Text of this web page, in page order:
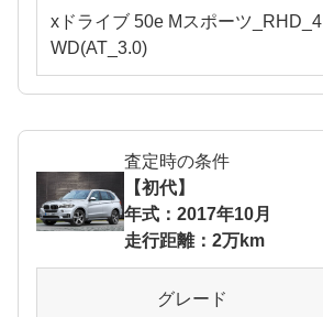
xドライブ 50e Mスポーツ_RHD_4
WD(AT_3.0)
査定時の条件
【初代】
年式：2017年10月
走行距離：2万km
グレード